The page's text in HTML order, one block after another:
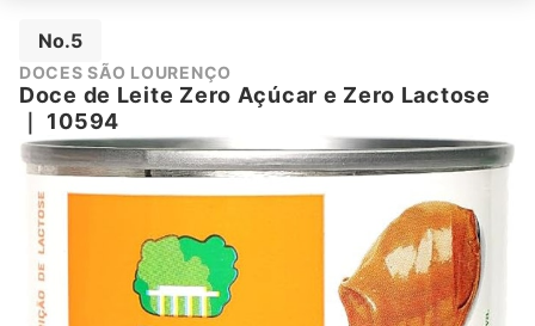
No.5
DOCES SÃO LOURENÇO
Doce de Leite Zero Açúcar e Zero Lactose
10594